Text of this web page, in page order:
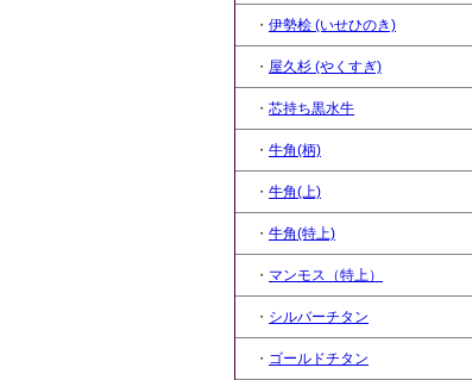
・ 伊勢桧 (いせひのき)
・ 屋久杉 (やくすぎ)
・ 芯持ち黒水牛
・ 牛角(柄)
・ 牛角(上)
・ 牛角(特上)
・ マンモス（特上）
・ シルバーチタン
・ ゴールドチタン